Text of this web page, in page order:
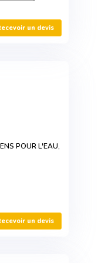
un devis
POUR L'EAU,
un devis